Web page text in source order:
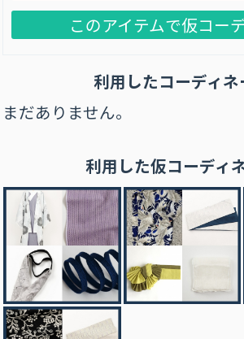
このアイテムで仮コー
利用したコーディネ
まだありません。
利用した仮コーディ